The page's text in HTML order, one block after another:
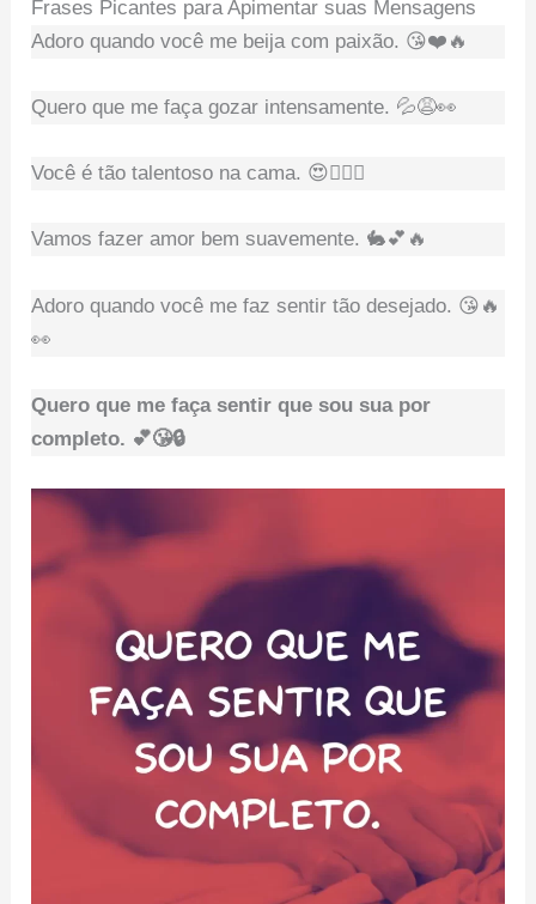
Frases Picantes para Apimentar suas Mensagens
Adoro quando você me beija com paixão. 😘❤️🔥
Quero que me faça gozar intensamente. 💦😩👀
Você é tão talentoso na cama. 😍👌🏻🔥
Vamos fazer amor bem suavemente. 🐇💕🔥
Adoro quando você me faz sentir tão desejado. 😘🔥
👀
Quero que me faça sentir que sou sua por
completo. 💕😘🔒